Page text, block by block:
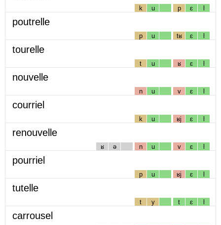
k u p ɛ l
poutrelle
p u tʁ ɛ l
tourelle
t u ʁ ɛ l
nouvelle
n u v ɛ l
courriel
k u ʁj ɛ l
renouvelle
ʁ ə n u v ɛ l
pourriel
p u ʁj ɛ l
tutelle
t y t ɛ l
carrousel